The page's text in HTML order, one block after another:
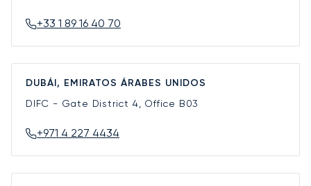
+33 1 89 16 40 70
DUBÁI, EMIRATOS ÁRABES UNIDOS
DIFC - Gate District 4, Office B03
+971 4 227 4434